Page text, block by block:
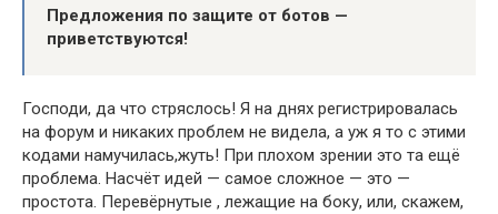
Предложения по защите от ботов —
приветствуются!
Господи, да что стряслось! Я на днях регистрировалась
на форум и никаких проблем не видела, а уж я то с этими
кодами намучилась,жуть! При плохом зрении это та ещё
проблема. Насчёт идей — самое сложное — это —
простота. Перевёрнутые , лежащие на боку, или, скажем,